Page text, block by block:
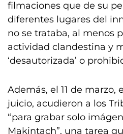
filmaciones que de su
diferentes lugares del
no se trataba, al menos
actividad clandestina y
‘desautorizada’ o
Además, el 11 de marzo,
juicio, acudieron a los
“para grabar solo
Makintach”, una tarea